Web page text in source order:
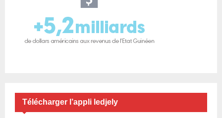
Télécharger l’appli ledjely